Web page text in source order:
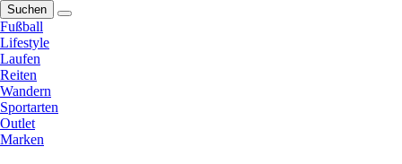
Suchen
Fußball
Lifestyle
Laufen
Reiten
Wandern
Sportarten
Outlet
Marken